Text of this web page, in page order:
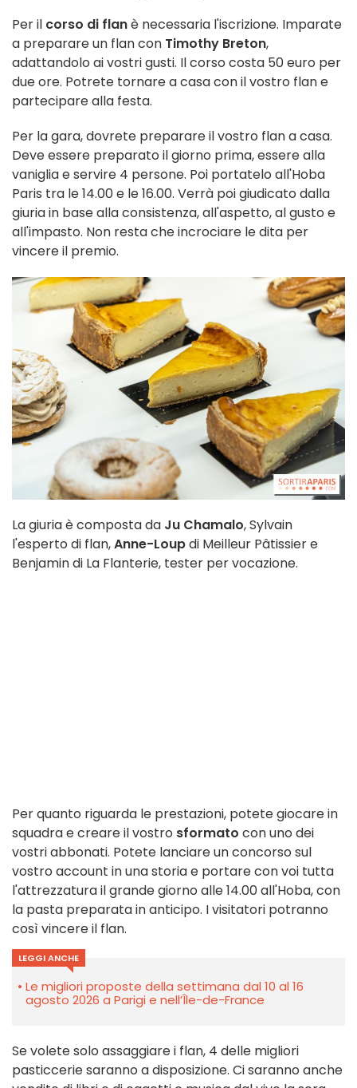
Per il corso di flanè necessaria l'iscrizione. Imparate
a preparare un flan con Timothy Breton,
adattandolo ai vostri gusti. Il corso costa 50 euro per
due ore. Potrete tornare a casa con il vostro flan e
partecipare alla festa.
Per la gara, dovrete preparare il vostro flan a casa.
Deve essere preparato il giorno prima, essere alla
vaniglia e servire 4 persone. Poi portatelo all'Hoba
Paris tra le 14.00 e le 16.00. Verrà poi giudicato dalla
giuria in base alla consistenza, all'aspetto, al gusto e
all'impasto. Non resta che incrociare le dita per
vincere il premio.
La giuria è composta da Ju Chamalo, Sylvain
l'esperto di flan,Anne-Loupdi Meilleur Pâtissier e
Benjamin di La Flanterie, tester per vocazione.
Per quanto riguarda le prestazioni, potete giocare in
squadra e creare il vostro sformato con uno dei
vostri abbonati. Potete lanciare un concorso sul
vostro account in una storia e portare con voi tutta
l'attrezzatura il grande giorno alle 14.00 all'Hoba, con
la pasta preparata in anticipo. I visitatori potranno
così vincere il flan.
LEGGI ANCHE
Le migliori proposte della settimana dal 10 al 16
agosto 2026 a Parigi e nell’Île-de-France
Se volete solo assaggiare i flan, 4 delle migliori
pasticcerie saranno a disposizione. Ci saranno anche